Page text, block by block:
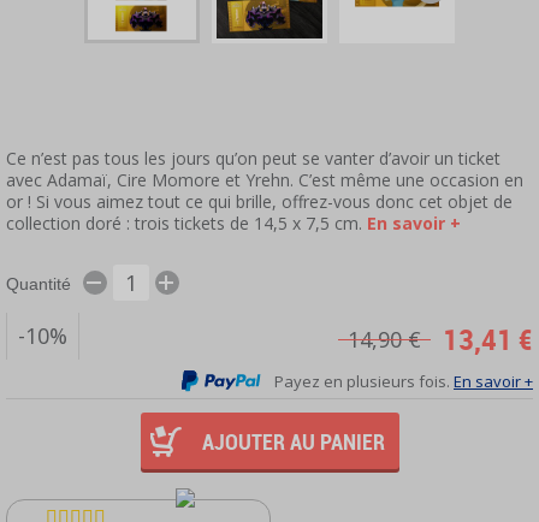
Ce n’est pas tous les jours qu’on peut se vanter d’avoir un ticket
avec Adamaï, Cire Momore et Yrehn. C’est même une occasion en
or ! Si vous aimez tout ce qui brille, offrez-vous donc cet objet de
collection doré : trois tickets de 14,5 x 7,5 cm. En savoir +
Quantité
-10% 13,41 €
14,90 €
Payez en plusieurs fois. En savoir +
AJOUTER AU PANIER